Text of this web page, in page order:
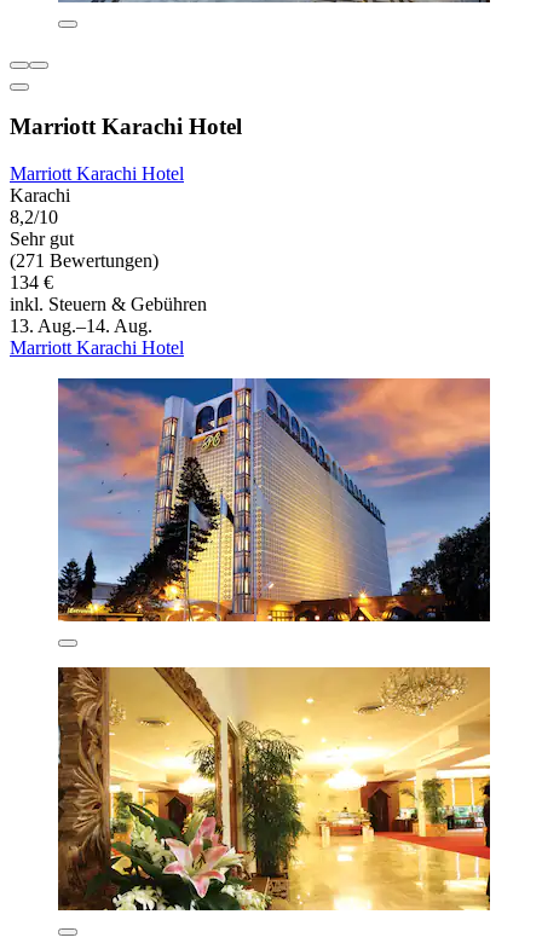
Marriott Karachi Hotel
Marriott Karachi Hotel
Karachi
8,2/10
Sehr gut
(271 Bewertungen)
134 €
inkl. Steuern & Gebühren
13. Aug.–14. Aug.
Marriott Karachi Hotel